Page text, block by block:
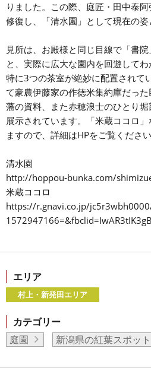
りました。この際、庭匠・田中泰
修復し、「清水園」として現在の姿
見所は、お殿様と同じ目線で「書
と、実際に広大な園内を回遊してわ
特に3つの茶室が絶妙に配置されて
て豪農伊藤家の作徳米集約庫だっ
藩の資料、また赤穂浪士のひとり
展示されています。「米蔵ココロ
ますので、詳細はHPをご覧ください
清水園
http://hoppou-bunka.com/
米蔵ココロ
https://r.gnavi.co.jp/
エリア
村上・新発田エリア
カテゴリー
庭園
新潟県の紅葉スポット